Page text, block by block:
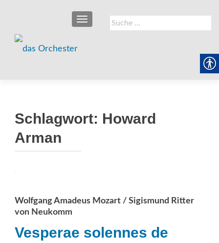
Suche
nach:
SCHALTE NAVIGATION
Schlagwort: Howard
Arman
Wolfgang Amadeus Mozart / Sigismund Ritter
von Neukomm
Vesperae solennes de